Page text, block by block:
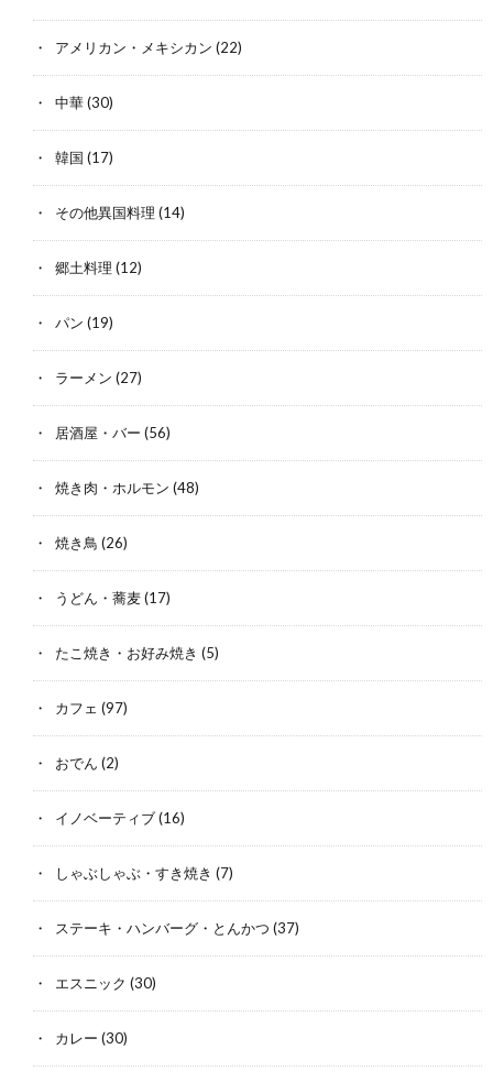
アメリカン・メキシカン (22)
中華(30)
韓国 (17)
その他異国料理 (14)
郷土料理 (12)
パン (19)
ラーメン (27)
居酒屋・バー (56)
焼き肉・ホルモン (48)
焼き鳥 (26)
うどん・蕎麦(17)
たこ焼き・お好み焼き (5)
カフェ (97)
おでん (2)
イノベーティブ(16)
しゃぶしゃぶ・すき焼き (7)
ステーキ・ハンバーグ・とんかつ (37)
エスニック (30)
カレー (30)